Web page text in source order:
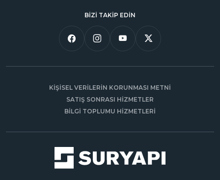
BİZİ TAKİP EDİN
KİŞİSEL VERİLERİN KORUNMASI METNİ
SATIŞ SONRASI HİZMETLER
BİLGİ TOPLUMU HİZMETLERİ